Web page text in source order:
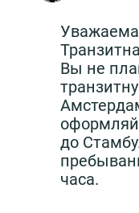
Вы не
до
часа.